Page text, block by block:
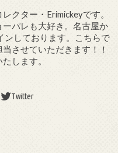
クター・Erimickeyです。
パレも大好き。名古屋か
ンしております。こちらで
させていただきます！！
します。
Twitter